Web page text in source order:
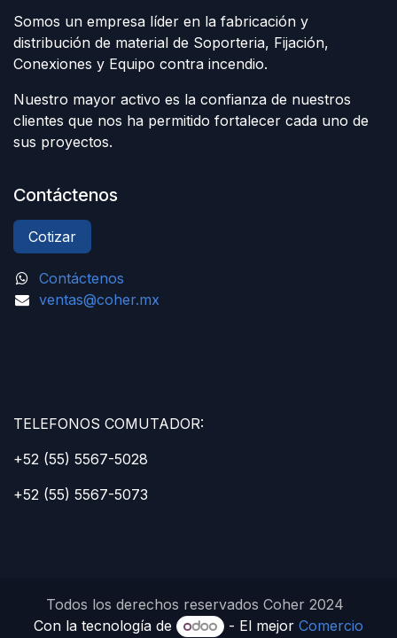
Somos un empresa líder en la fabricación y
distribución de material de Soporteria, Fijación,
Conexiones y Equipo contra incendio.
Nuestro mayor activo es la confianza de nuestros
clientes que nos ha permitido fortalecer cada uno de
sus proyectos.
Contáctenos
Cotizar
Contáctenos
ventas@coher.mx
TELEFONOS COMUTADOR:
+52 (55) 5567-5028
+52 (55) 5567-5073
Todos los derechos reservados Coher 2024
Con la tecnología de
- El mejorComercio